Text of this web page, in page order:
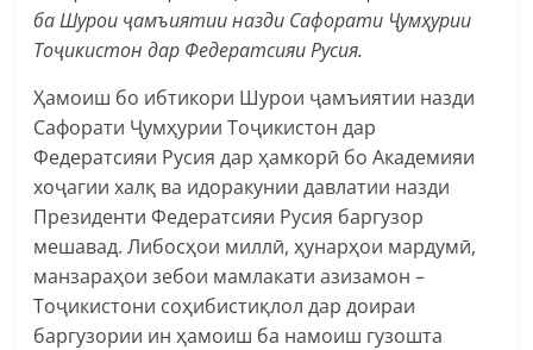
ба Шурои ҷамъиятии назди Сафорати Ҷумҳурии
Тоҷикистон дар Федератсияи Русия.
Ҳамоиш бо ибтикори Шурои ҷамъиятии назди
Сафорати Ҷумҳурии Тоҷикистон дар
Федератсияи Русия дар ҳамкорӣ бо Академияи
хоҷагии халқ ва идоракунии давлатии назди
Президенти Федератсияи Русия баргузор
мешавад. Либосҳои миллӣ, ҳунарҳои мардумӣ,
манзараҳои зебои мамлакати азизамон –
Тоҷикистони соҳибистиқлол дар доираи
баргузории ин ҳамоиш ба намоиш гузошта